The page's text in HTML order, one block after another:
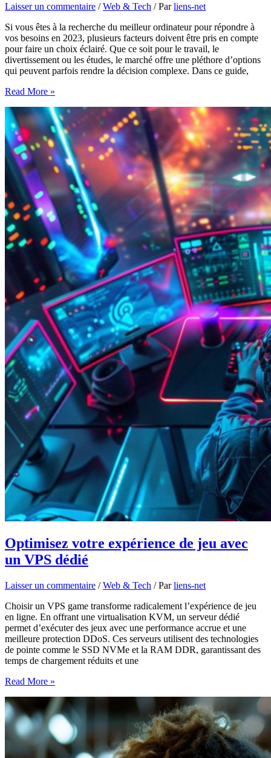
Laisser un commentaire /Web & Tech / Parliens-net
Si vous êtes à la recherche du meilleur ordinateur pour répondre à
vos besoins en 2023, plusieurs facteurs doivent être pris en compte
pour faire un choix éclairé. Que ce soit pour le travail, le
divertissement ou les études, le marché offre une pléthore d’options
qui peuvent parfois rendre la décision complexe. Dans ce guide,
Guide
choisir
meilleur
ordinateur
en
2023
Read More »
Optimisez votre expérience de jeu avec
un VPS dédié
Laisser un commentaire /Web & Tech / Parliens-net
Choisir un VPS game transforme radicalement l’expérience de jeu
en ligne. En offrant une virtualisation KVM, un serveur dédié
permet d’exécuter des jeux avec une performance accrue et une
meilleure protection DDoS. Ces serveurs utilisent des technologies
de pointe comme le SSD NVMe et la RAM DDR, garantissant des
temps de chargement réduits et une
Optimisez
expérience
de
jeu
avec
Read More »